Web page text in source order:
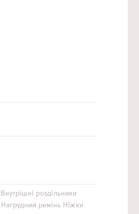
Внутрішні роздільники
Нагрудний ремінь Ніжки